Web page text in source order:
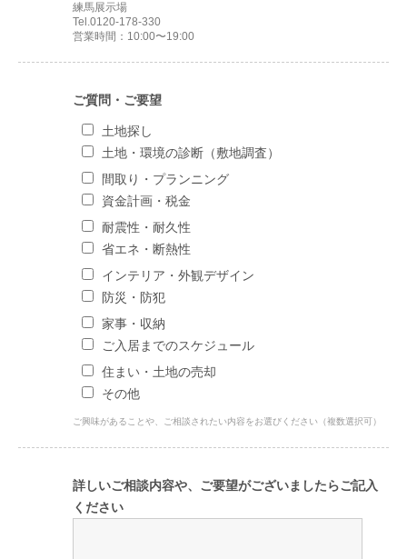
練馬展示場
Tel.0120-178-330
営業時間：10:00〜19:00
ご質問・ご要望
土地探し
土地・環境の診断（敷地調査）
間取り・プランニング
資金計画・税金
耐震性・耐久性
省エネ・断熱性
インテリア・外観デザイン
防災・防犯
家事・収納
ご入居までのスケジュール
住まい・土地の売却
その他
ご興味があることや、ご相談されたい内容をお選びください（複数選択可）
詳しいご相談内容や、ご要望がございましたらご記入
ください